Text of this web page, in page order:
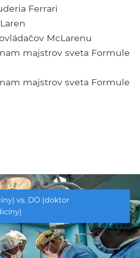
Ferrari
McLarenu
majstrov sveta Formule
majstrov sveta Formule
vs. DO (doktor